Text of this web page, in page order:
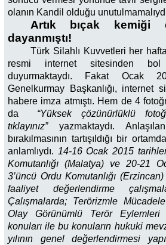
olanın Kandil olduğu
Artık bıçak
dayanmıştı!
Türk Silahlı Kuvvetleri her
resmi internet sitesinden bol
duyurmaktaydı. Fakat Ocak
Genelkurmay Başkanlığı, internet
habere imza atmıştı. Hem de 4
da “Yüksek çözünürlüklü
tıklayınız”yazmaktaydı.
bırakılmasının tartışıldığı bir
anlamlıydı. 14-16 Ocak 2015
Komutanlığı (Malatya) ve 20-21
3’üncü Ordu Komutanlığı (Erzincan)
faaliyet değerlendirme
Çalışmalarda; Terörizmle
Olay Görünümlü Terör
konuları ile bu konuların hukuki
yılının genel değerlendirmesi